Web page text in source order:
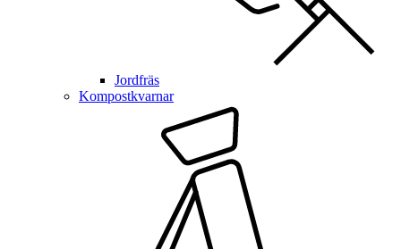
Jordfräs
Kompostkvarnar